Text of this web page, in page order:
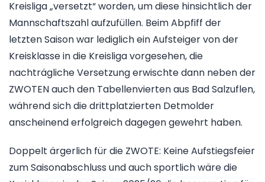
Kreisliga „versetzt“ worden, um diese hinsichtlich der
Mannschaftszahl aufzufüllen. Beim Abpfiff der
letzten Saison war lediglich ein Aufsteiger von der
Kreisklasse in die Kreisliga vorgesehen, die
nachträgliche Versetzung erwischte dann neben der
ZWOTEN auch den Tabellenvierten aus Bad Salzuflen,
während sich die drittplatzierten Detmolder
anscheinend erfolgreich dagegen gewehrt haben.
Doppelt ärgerlich für die ZWOTE: Keine Aufstiegsfeier
zum Saisonabschluss und auch sportlich wäre die